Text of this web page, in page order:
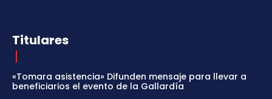
Titulares
«Tomara asistencia» Difunden mensaje para llevar a
beneficiarios el evento de la Gallardía